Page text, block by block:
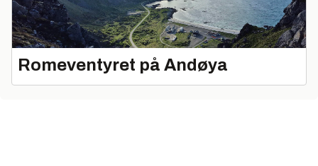
Romeventyret på Andøya